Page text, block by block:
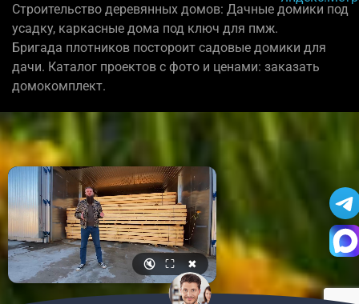
Строительство деревянных домов: Дачные домики под
усадку, каркасные дома под ключ для пмж.
Бригада плотников постороит садовые домики для
дачи. Каталог проектов с фото и ценами: заказать
домокомплект.
🔇 ⛶ ✖